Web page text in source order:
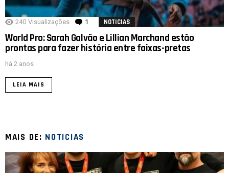
240 Visualizações 1 comentário
NOTICIAS
World Pro: Sarah Galvão e Lillian Marchand estão
prontas para fazer história entre faixas-pretas
há 2 anos
LEIA MAIS
MAIS DE: NOTICIAS